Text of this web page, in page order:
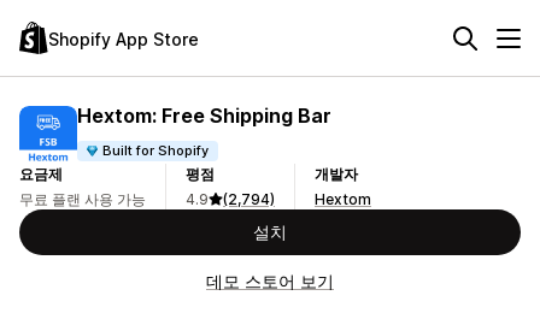
Shopify App Store
Hextom: Free Shipping Bar
Built for Shopify
요금제
무료 플랜 사용 가능
평점
4.9
(2,794)
개발자
Hextom
설치
데모 스토어 보기